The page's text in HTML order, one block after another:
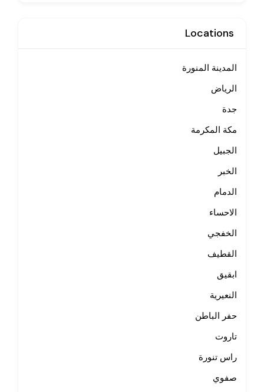
Locations
المدينة المنورة
الرياض
جدة
مكة المكرمة
الجبيل
الخبر
الدمام
الاحساء
الخفجي
القطيف
ابقيق
النعيرية
حفر الباطن
تاروت
راس تنورة
صفوي